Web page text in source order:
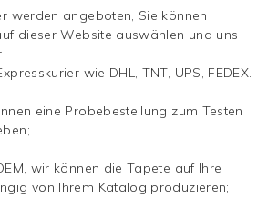
werden angeboten, Sie können
dieser Website auswählen und uns
wie DHL, TNT, UPS, FEDEX.
eine Probebestellung zum Testen
wir können die Tapete auf Ihre
von Ihrem Katalog produzieren;